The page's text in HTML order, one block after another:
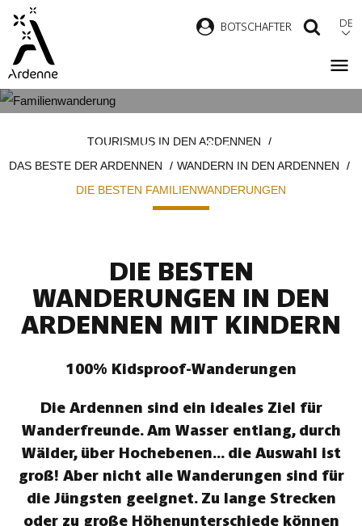
Direkt
zum
Inhalt
BOTSCHAFTER DE
WANDERUNGEN FÜR DIE GANZE
FAMILIE
TOURISMUS IN DEN ARDENNEN
DAS BESTE DER ARDENNEN
WANDERN IN DEN ARDENNEN
DIE BESTEN FAMILIENWANDERUNGEN
DIE BESTEN
WANDERUNGEN IN DEN
ARDENNEN MIT KINDERN
100% Kidsproof-Wanderungen
Die Ardennen sind ein ideales Ziel für
Wanderfreunde. Am Wasser entlang, durch
Wälder, über Hochebenen... die Auswahl ist
groß! Aber nicht alle Wanderungen sind für
die Jüngsten geeignet. Zu lange Strecken
oder zu große Höhenunterschiede können